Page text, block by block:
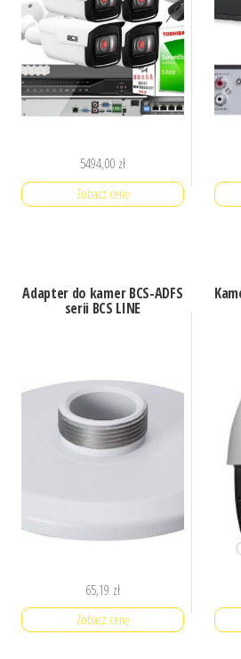
5494,00 zł
Zobacz cenę
Adapter do kamer BCS-ADFS
serii BCS LINE
65,19 zł
Zobacz cenę